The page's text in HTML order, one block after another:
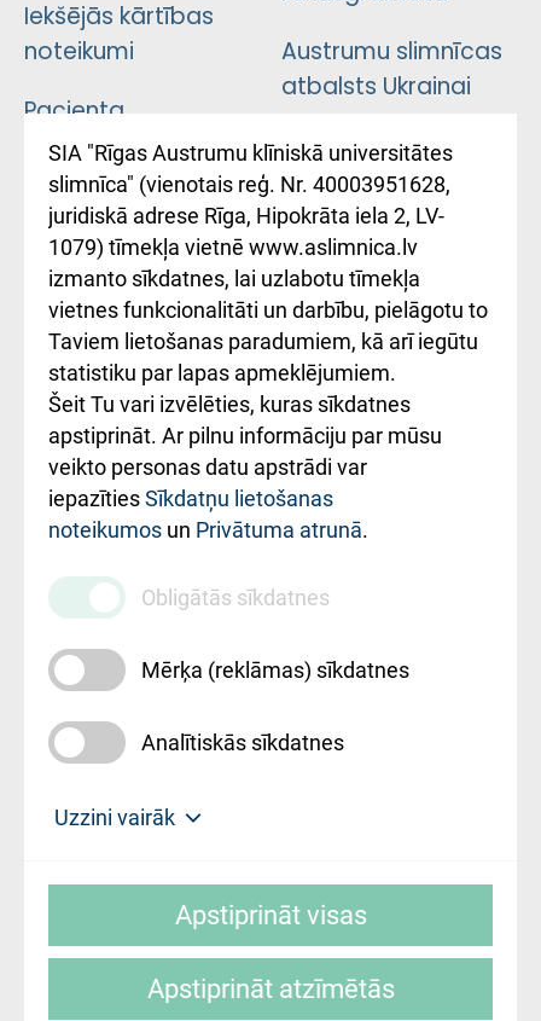
Iekšējās kārtības
noteikumi
Pacienta
atsauksmju/sūdzību
iesniegšanas
kārtība
Kā pie mums nokļūt
Rēķinu apmaksas
ceļvedis
Rekvizīti un
ārstniecības
iestādes kods
010000234
Maksas
pakalpojumu
cenrādis
Austrumu slimnīcas
atbalsts Ukrainai
Підтримка Східної
лікарні та співпраця з
Україною
Mājas lapas izstrāde:
SIA "Rīgas Austrumu klīniskā universitātes
slimnīca" (vienotais reģ. Nr. 40003951628,
juridiskā adrese Rīga, Hipokrāta iela 2, LV-
1079) tīmekļa vietnē www.aslimnica.lv
izmanto sīkdatnes, lai uzlabotu tīmekļa
vietnes funkcionalitāti un darbību, pielāgotu to
Taviem lietošanas paradumiem, kā arī iegūtu
statistiku par lapas apmeklējumiem.
Šeit Tu vari izvēlēties, kuras sīkdatnes
apstiprināt. Ar pilnu informāciju par mūsu
veikto personas datu apstrādi var
iepazītiesSīkdatņu lietošanas
noteikumos un Privātuma atrunā.
Obligātās sīkdatnes
Mērķa (reklāmas) sīkdatnes
Analītiskās sīkdatnes
Uzzini vairāk
slimnīca, turpmāk – Pārzinis, sīkdatņu
sīkdatņu izmantošanas nosacījumiem.
Apstiprināt visas
Apstiprināt atzīmētās